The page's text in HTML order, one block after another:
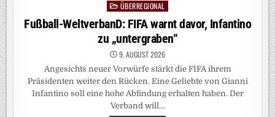
PostedÜBERREGIONAL
Fußball-WeltverbanD: FIFA warnt davor, Infantino
zu „untergraben“
9. AUGUST 2026
Angesichts neuer Vorwürfe stärkt die FIFA ihrem
Präsidenten weiter den Rücken. Eine Geliebte von Gianni
Infantino soll eine hohe Abfindung erhalten haben. Der
Verband will…